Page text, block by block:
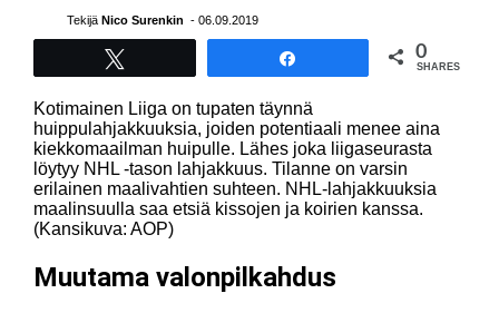
Tekijä Nico Surenkin - 06.09.2019
0
SHARES
Kotimainen Liiga on tupaten täynnä
huippulahjakkuuksia, joiden potentiaali menee aina
kiekkomaailman huipulle. Lähes joka liigaseurasta
löytyy NHL -tason lahjakkuus. Tilanne on varsin
erilainen maalivahtien suhteen. NHL-lahjakkuuksia
maalinsuulla saa etsiä kissojen ja koirien kanssa.
(Kansikuva: AOP)
Muutama valonpilkahdus